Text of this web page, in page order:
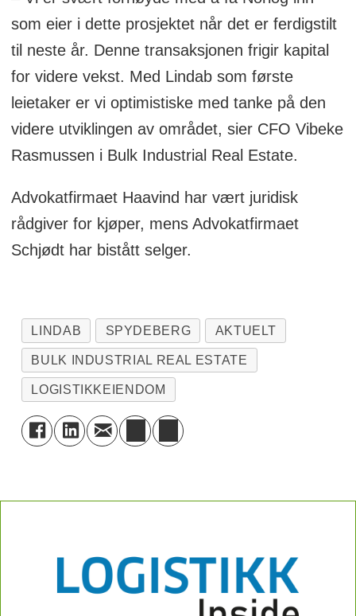
som eier i dette prosjektet når det er ferdigstilt
til neste år. Denne transaksjonen frigir kapital
for videre vekst. Med Lindab som første
leietaker er vi optimistiske med tanke på den
videre utviklingen av området, sier CFO Vibeke
Rasmussen i Bulk Industrial Real Estate.
Advokatfirmaet Haavind har vært juridisk
rådgiver for kjøper, mens Advokatfirmaet
Schjødt har bistått selger.
LINDAB SPYDEBERG AKTUELT
BULK INDUSTRIAL REAL ESTATE
LOGISTIKKEIENDOM